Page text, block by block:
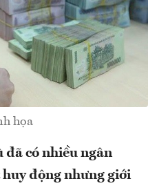
họa
đã có nhiều ngân
động nhưng giới